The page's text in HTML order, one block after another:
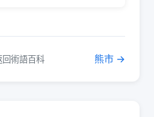
回術語百科 熊市 →